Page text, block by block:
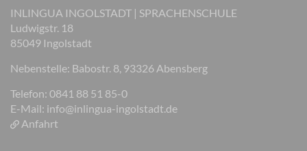
INLINGUA INGOLSTADT | SPRACHENSCHULE
Ludwigstr. 18
85049 Ingolstadt
Nebenstelle: Babostr. 8, 93326 Abensberg
Telefon: 0841 88 51 85-0
E-Mail: info@inlingua-ingolstadt.de
Anfahrt